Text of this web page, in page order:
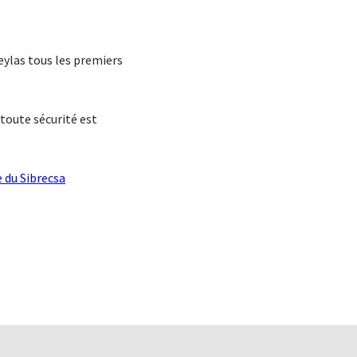
tous les premiers
sécurité est
du Sibrecsa